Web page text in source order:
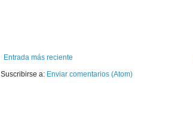
Entrada más reciente
Suscribirse a: Enviar comentarios (Atom)